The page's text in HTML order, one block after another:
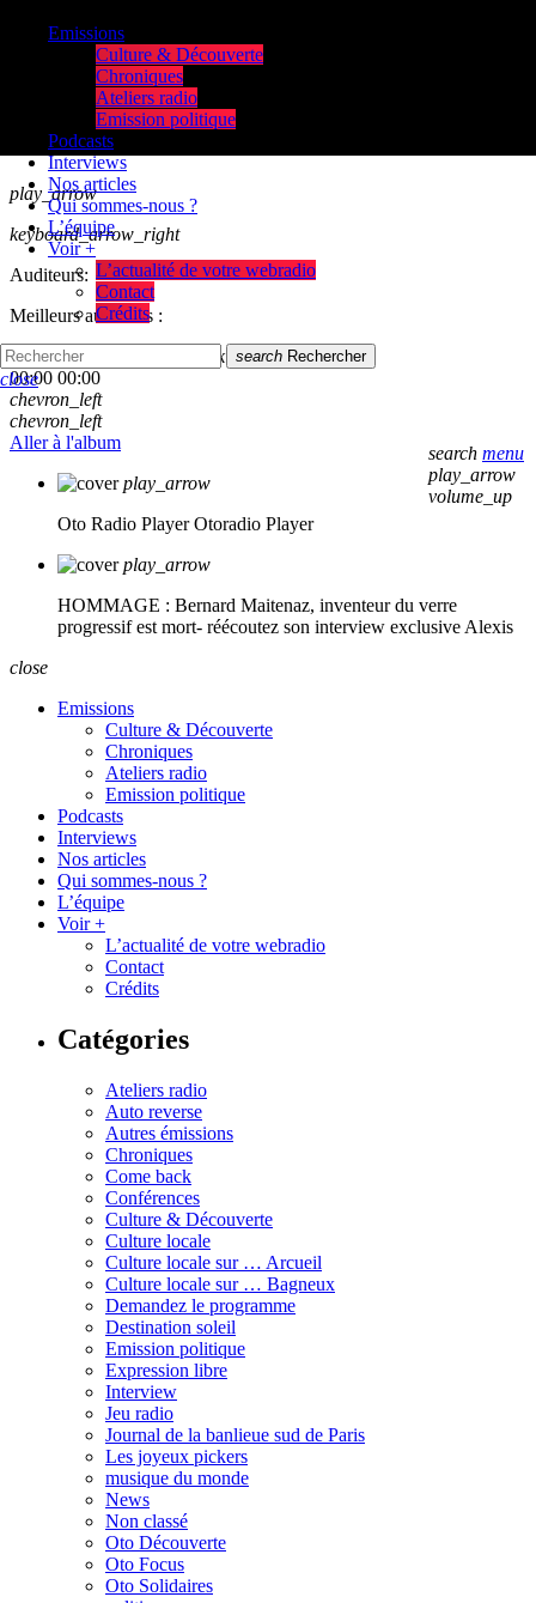
play_arrow
keyboard_arrow_right
Auditeurs:
Meilleurs auditeurs :
skip_previous
skip_next
00:00 00:00
chevron_left
chevron_left
Aller à l'album
play_arrow
Oto Radio Player Otoradio Player
play_arrow
HOMMAGE : Bernard Maitenaz, inventeur du verre
progressif est mort- réécoutez son interview exclusive Alexis
Emissions
Culture & Découverte
Chroniques
Ateliers radio
Emission politique
Podcasts
Interviews
Nos articles
Qui sommes-nous ?
L’équipe
Voir +
L’actualité de votre webradio
Contact
Crédits
search menu
play_arrow
volume_up
search Rechercher
close
close
Emissions
Culture & Découverte
Chroniques
Ateliers radio
Emission politique
Podcasts
Interviews
Nos articles
Qui sommes-nous ?
L’équipe
Voir +
L’actualité de votre webradio
Contact
Crédits
Catégories
Ateliers radio
Auto reverse
Autres émissions
Chroniques
Come back
Conférences
Culture & Découverte
Culture locale
Culture locale sur … Arcueil
Culture locale sur … Bagneux
Demandez le programme
Destination soleil
Emission politique
Expression libre
Interview
Jeu radio
Journal de la banlieue sud de Paris
Les joyeux pickers
musique du monde
News
Non classé
Oto Découverte
Oto Focus
Oto Solidaires